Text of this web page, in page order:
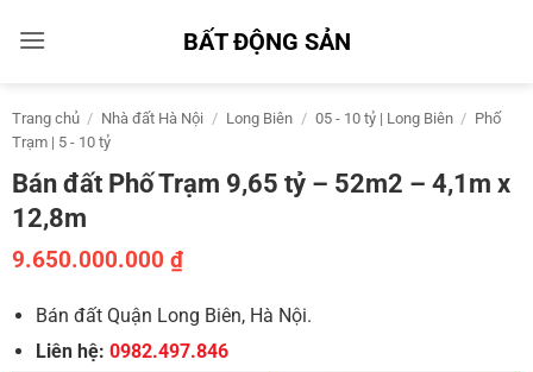
qua
BẤT ĐỘNG SẢN
Trang chủ / Nhà đất Hà Nội / Long Biên / 05 - 10 tỷ | Long Biên / Phố
Trạm | 5 - 10 tỷ
Bán đất Phố Trạm 9,65 tỷ – 52m2 – 4,1m x
12,8m
9.650.000.000 ₫
Bán đất Quận Long Biên, Hà Nội.
Liên hệ:0982.497.846